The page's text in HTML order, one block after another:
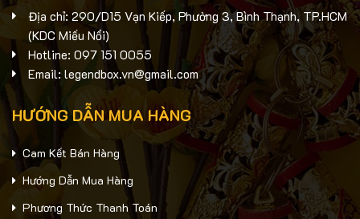
Địa chỉ: 290/D15 Vạn Kiếp, Phường 3, Bình Thạnh, TP.HCM
(KDC Miếu Nổi)
Hotline: 097 151 0055
Email: legendbox.vn@gmail.com
HƯỚNG DẪN MUA HÀNG
Cam Kết Bán Hàng
Hướng Dẫn Mua Hàng
Phương Thức Thanh Toán